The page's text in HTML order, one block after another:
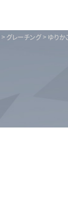
> グレーチング> ゆりか